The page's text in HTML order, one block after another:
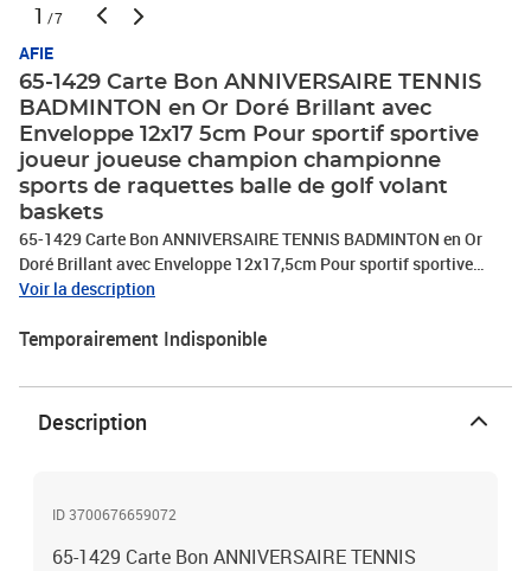
1 /7
AFIE
65-1429 Carte Bon ANNIVERSAIRE TENNIS
BADMINTON en Or Doré Brillant avec
Enveloppe 12x17 5cm Pour sportif sportive
joueur joueuse champion championne
sports de raquettes balle de golf volant
baskets
65-1429 Carte Bon ANNIVERSAIRE TENNIS BADMINTON en Or
Doré Brillant avec Enveloppe 12x17,5cm Pour sportif sportive
joueur joueuse champion championne sports de raquettes balle de
Voir la description
Temporairement Indisponible
Description
ID 3700676659072
65-1429 Carte Bon ANNIVERSAIRE TENNIS